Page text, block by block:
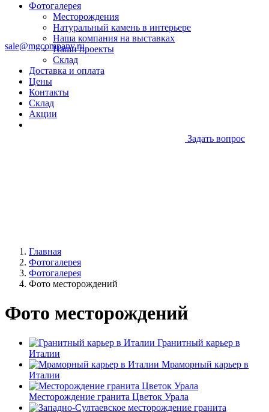
Фотогалерея
Месторождения
Натуральный камень в интерьере
Наша компания на выставках
Наши проекты
Склад
Доставка и оплата
Цены
Контакты
Склад
Акции
sale@mgcompany.ru
Задать вопрос
Главная
Фотогалерея
Фотогалерея
Фото месторождений
Фото месторождений
Гранитный карьер в
Италии
Мраморный карьер в
Италии
Месторождение гранита Цветок Урала